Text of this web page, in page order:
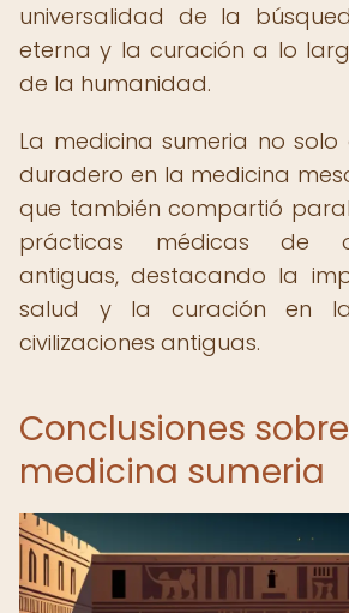
universalidad de la
eterna y la curación a lo
de la humanidad.
La medicina sumeria no
duradero en la medicina
que también compartió
prácticas médicas de
antiguas, destacando la
salud y la curación en
civilizaciones antiguas.
Conclusiones
medicina sumeria